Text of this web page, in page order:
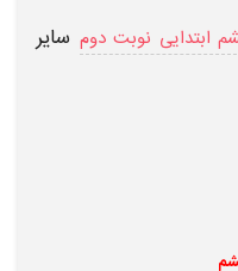
ابتدایی نوبت دوم سایر